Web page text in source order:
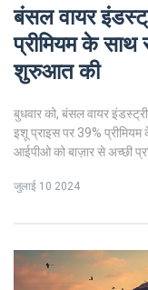
बंसल वायर
प्रीमियम के साथ
शुरुआत की
बुधवार को, बंसल वायर
इशू प्राइस पर 39%
आईपीओ को बाज़ार से अच्छी
जुलाई 10 2024